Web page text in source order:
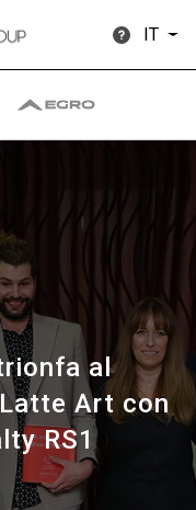
IT
al
Art con
RS1